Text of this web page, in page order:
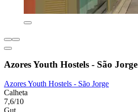
Azores Youth Hostels - São Jorge
Azores Youth Hostels - São Jorge
Calheta
7,6/10
Gut